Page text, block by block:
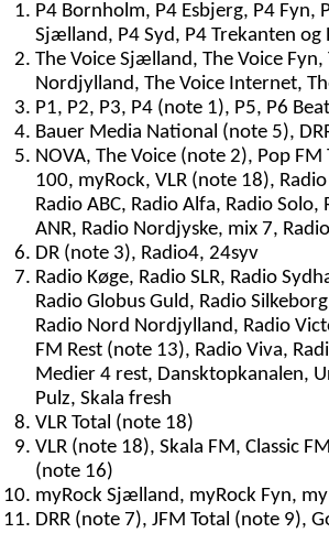
P4 Bornholm, P4 Esbjerg, P4
Sjælland, P4 Syd, P4 Trekanten
The Voice Sjælland, The Voice
Nordjylland, The Voice Internet,
P1, P2, P3, P4 (note 1), P5, P6
Bauer Media National (note 5),
NOVA, The Voice (note 2), Pop
100, myRock, VLR (note 18),
Radio ABC, Radio Alfa, Radio
ANR, Radio Nordjyske, mix 7,
DR (note 3), Radio4, 24syv
Radio Køge, Radio SLR, Radio
Radio Globus Guld, Radio
Radio Nord Nordjylland, Radio
FM Rest (note 13), Radio Viva,
Medier 4 rest, Dansktopkanalen,
Pulz, Skala fresh
VLR Total (note 18)
VLR (note 18), Skala FM, Classic
(note 16)
myRock Sjælland, myRock Fyn,
DRR (note 7), JFM Total (note 9),